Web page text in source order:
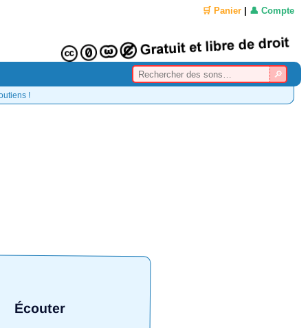
🛒 Panier 👤 Compte
!
Écouter